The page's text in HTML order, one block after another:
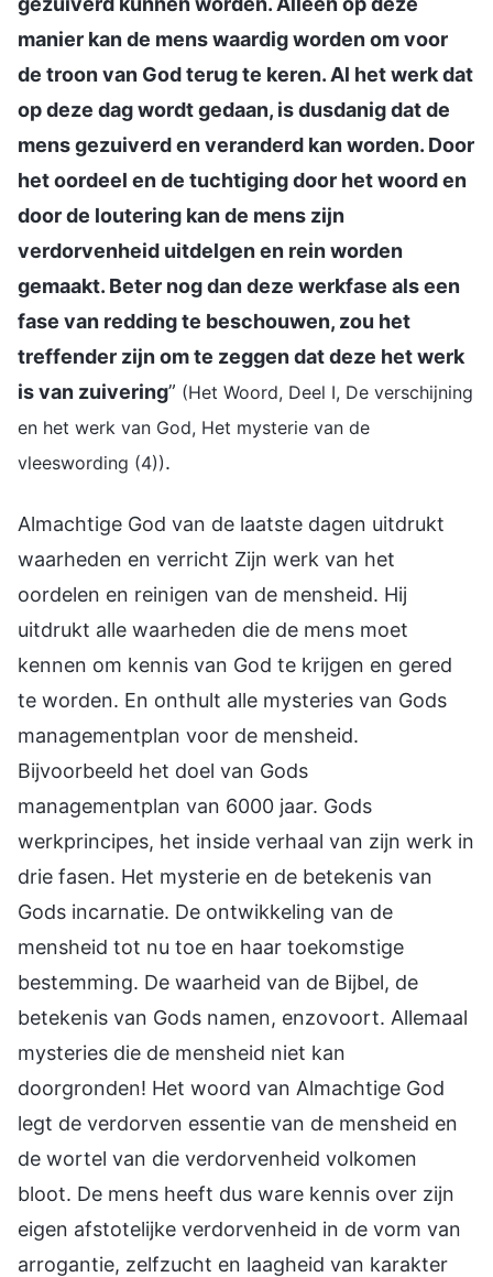
manier kan de mens waardig worden om voor
de troon van God terug te keren. Al het werk dat
op deze dag wordt gedaan, is dusdanig dat de
mens gezuiverd en veranderd kan worden. Door
het oordeel en de tuchtiging door het woord en
door de loutering kan de mens zijn
verdorvenheid uitdelgen en rein worden
gemaakt. Beter nog dan deze werkfase als een
fase van redding te beschouwen, zou het
treffender zijn om te zeggen dat deze het werk
is van zuivering” (Het Woord, Deel I, De verschijning
en het werk van God, Het mysterie van de
vleeswording (4)).
Almachtige God van de laatste dagen uitdrukt
waarheden en verricht Zijn werk van het
oordelen en reinigen van de mensheid. Hij
uitdrukt alle waarheden die de mens moet
kennen om kennis van God te krijgen en gered
te worden. En onthult alle mysteries van Gods
managementplan voor de mensheid.
Bijvoorbeeld het doel van Gods
managementplan van 6000 jaar. Gods
werkprincipes, het inside verhaal van zijn werk in
drie fasen. Het mysterie en de betekenis van
Gods incarnatie. De ontwikkeling van de
mensheid tot nu toe en haar toekomstige
bestemming. De waarheid van de Bijbel, de
betekenis van Gods namen, enzovoort. Allemaal
mysteries die de mensheid niet kan
doorgronden! Het woord van Almachtige God
legt de verdorven essentie van de mensheid en
de wortel van die verdorvenheid volkomen
bloot. De mens heeft dus ware kennis over zijn
eigen afstotelijke verdorvenheid in de vorm van
arrogantie, zelfzucht en laagheid van karakter